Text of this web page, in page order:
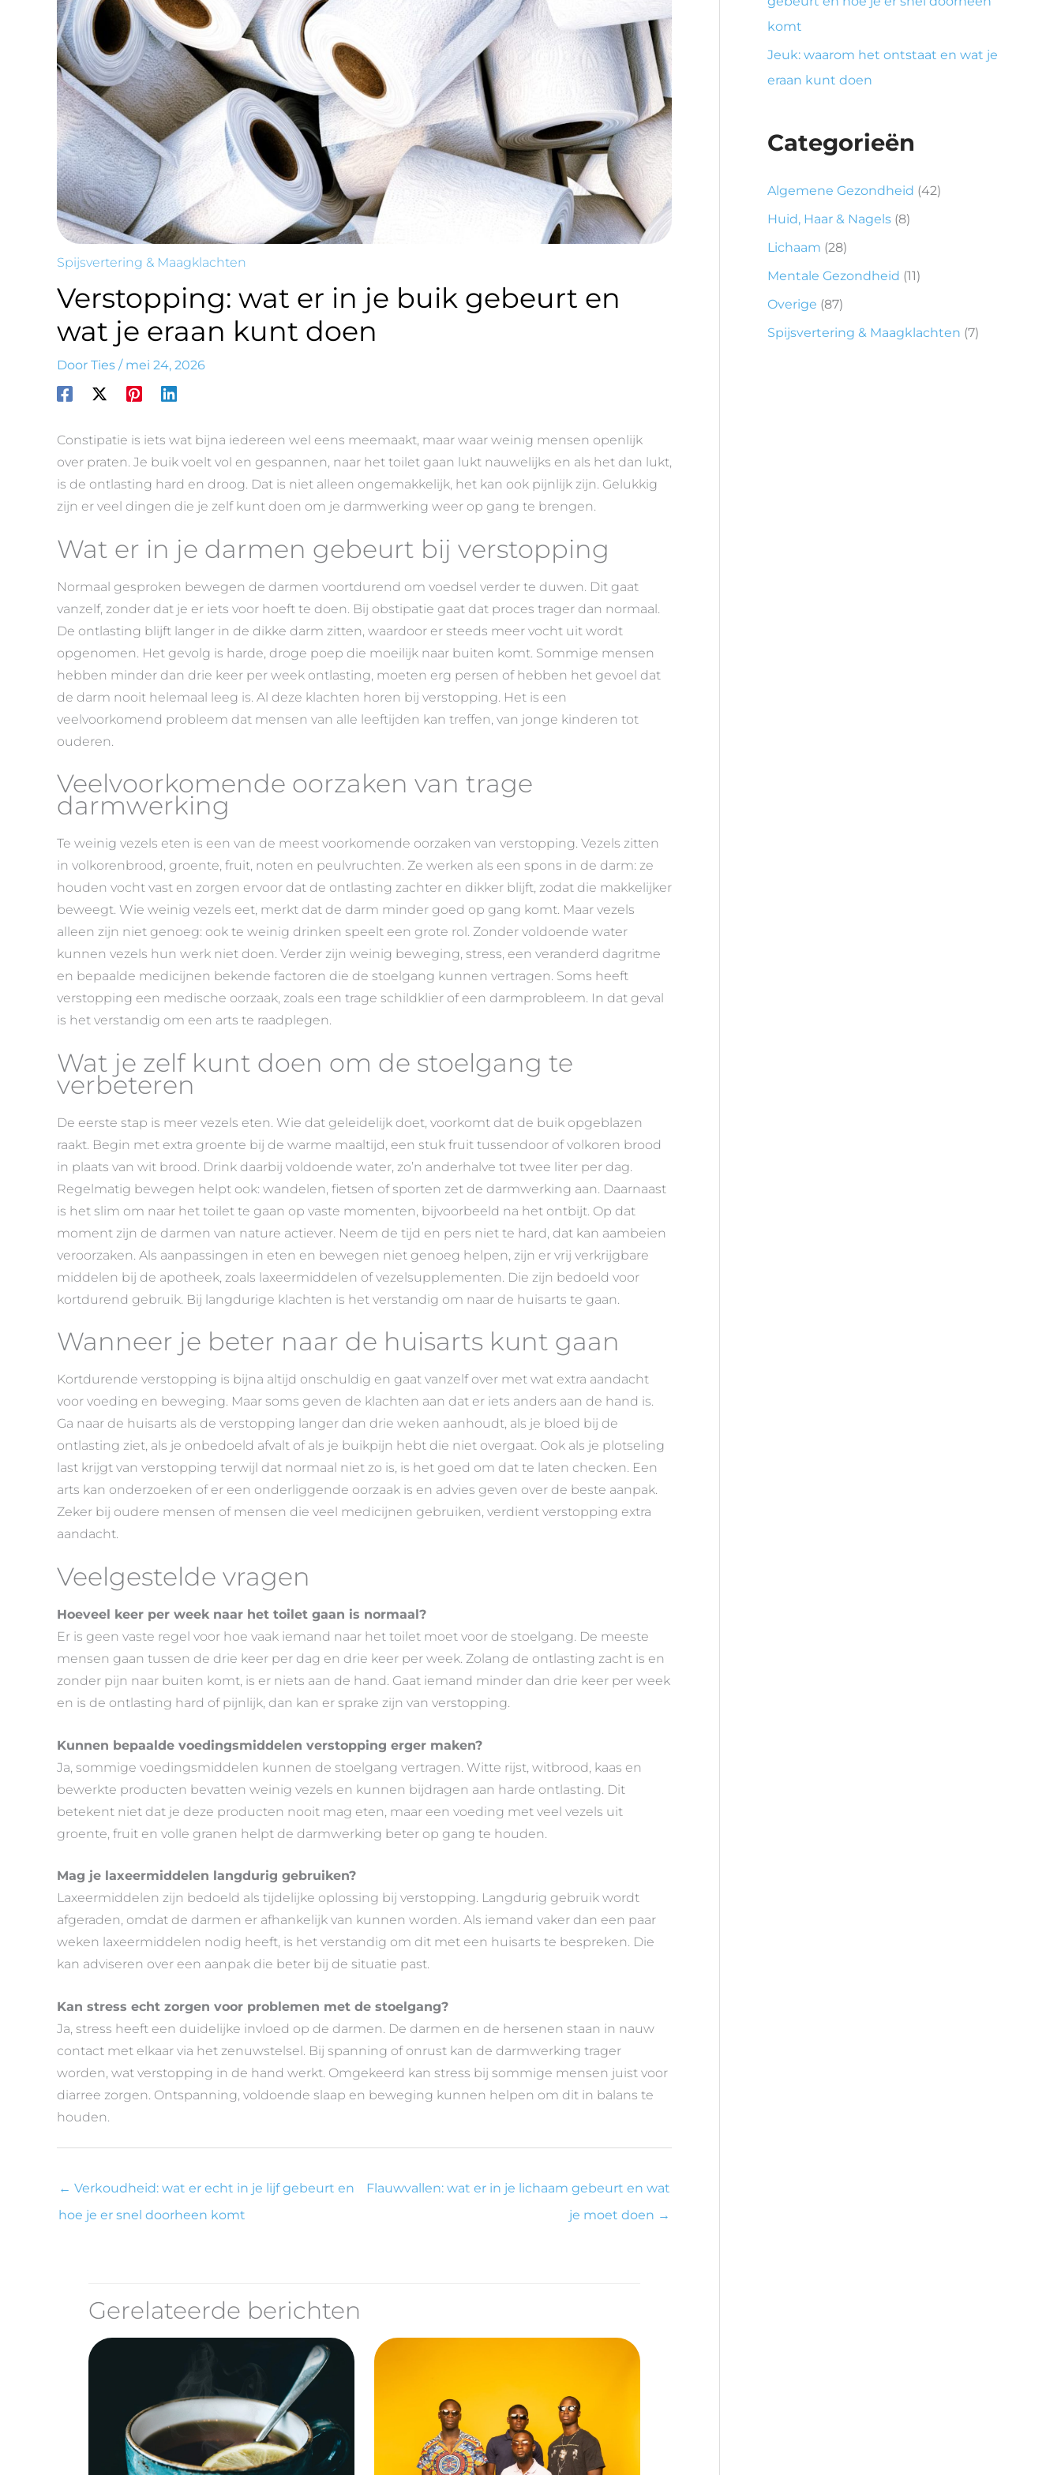
Spijsvertering & Maagklachten
Verstopping: wat er in je buik gebeurt en
wat je eraan kunt doen
Door Ties / mei 24, 2026
Constipatie is iets wat bijna iedereen wel eens meemaakt, maar waar weinig mensen openlijk
over praten. Je buik voelt vol en gespannen, naar het toilet gaan lukt nauwelijks en als het dan lukt,
is de ontlasting hard en droog. Dat is niet alleen ongemakkelijk, het kan ook pijnlijk zijn. Gelukkig
zijn er veel dingen die je zelf kunt doen om je darmwerking weer op gang te brengen.
Wat er in je darmen gebeurt bij verstopping
Normaal gesproken bewegen de darmen voortdurend om voedsel verder te duwen. Dit gaat
vanzelf, zonder dat je er iets voor hoeft te doen. Bij obstipatie gaat dat proces trager dan normaal.
De ontlasting blijft langer in de dikke darm zitten, waardoor er steeds meer vocht uit wordt
opgenomen. Het gevolg is harde, droge poep die moeilijk naar buiten komt. Sommige mensen
hebben minder dan drie keer per week ontlasting, moeten erg persen of hebben het gevoel dat
de darm nooit helemaal leeg is. Al deze klachten horen bij verstopping. Het is een
veelvoorkomend probleem dat mensen van alle leeftijden kan treffen, van jonge kinderen tot
ouderen.
Veelvoorkomende oorzaken van trage
darmwerking
Te weinig vezels eten is een van de meest voorkomende oorzaken van verstopping. Vezels zitten
in volkorenbrood, groente, fruit, noten en peulvruchten. Ze werken als een spons in de darm: ze
houden vocht vast en zorgen ervoor dat de ontlasting zachter en dikker blijft, zodat die makkelijker
beweegt. Wie weinig vezels eet, merkt dat de darm minder goed op gang komt. Maar vezels
alleen zijn niet genoeg: ook te weinig drinken speelt een grote rol. Zonder voldoende water
kunnen vezels hun werk niet doen. Verder zijn weinig beweging, stress, een veranderd dagritme
en bepaalde medicijnen bekende factoren die de stoelgang kunnen vertragen. Soms heeft
verstopping een medische oorzaak, zoals een trage schildklier of een darmprobleem. In dat geval
is het verstandig om een arts te raadplegen.
Wat je zelf kunt doen om de stoelgang te
verbeteren
De eerste stap is meer vezels eten. Wie dat geleidelijk doet, voorkomt dat de buik opgeblazen
raakt. Begin met extra groente bij de warme maaltijd, een stuk fruit tussendoor of volkoren brood
in plaats van wit brood. Drink daarbij voldoende water, zo’n anderhalve tot twee liter per dag.
Regelmatig bewegen helpt ook: wandelen, fietsen of sporten zet de darmwerking aan. Daarnaast
is het slim om naar het toilet te gaan op vaste momenten, bijvoorbeeld na het ontbijt. Op dat
moment zijn de darmen van nature actiever. Neem de tijd en pers niet te hard, dat kan aambeien
veroorzaken. Als aanpassingen in eten en bewegen niet genoeg helpen, zijn er vrij verkrijgbare
middelen bij de apotheek, zoals laxeermiddelen of vezelsupplementen. Die zijn bedoeld voor
kortdurend gebruik. Bij langdurige klachten is het verstandig om naar de huisarts te gaan.
Wanneer je beter naar de huisarts kunt gaan
Kortdurende verstopping is bijna altijd onschuldig en gaat vanzelf over met wat extra aandacht
voor voeding en beweging. Maar soms geven de klachten aan dat er iets anders aan de hand is.
Ga naar de huisarts als de verstopping langer dan drie weken aanhoudt, als je bloed bij de
ontlasting ziet, als je onbedoeld afvalt of als je buikpijn hebt die niet overgaat. Ook als je plotseling
last krijgt van verstopping terwijl dat normaal niet zo is, is het goed om dat te laten checken. Een
arts kan onderzoeken of er een onderliggende oorzaak is en advies geven over de beste aanpak.
Zeker bij oudere mensen of mensen die veel medicijnen gebruiken, verdient verstopping extra
aandacht.
Veelgestelde vragen
Hoeveel keer per week naar het toilet gaan is normaal?
Er is geen vaste regel voor hoe vaak iemand naar het toilet moet voor de stoelgang. De meeste
mensen gaan tussen de drie keer per dag en drie keer per week. Zolang de ontlasting zacht is en
zonder pijn naar buiten komt, is er niets aan de hand. Gaat iemand minder dan drie keer per week
en is de ontlasting hard of pijnlijk, dan kan er sprake zijn van verstopping.
Kunnen bepaalde voedingsmiddelen verstopping erger maken?
Ja, sommige voedingsmiddelen kunnen de stoelgang vertragen. Witte rijst, witbrood, kaas en
bewerkte producten bevatten weinig vezels en kunnen bijdragen aan harde ontlasting. Dit
betekent niet dat je deze producten nooit mag eten, maar een voeding met veel vezels uit
groente, fruit en volle granen helpt de darmwerking beter op gang te houden.
Mag je laxeermiddelen langdurig gebruiken?
Laxeermiddelen zijn bedoeld als tijdelijke oplossing bij verstopping. Langdurig gebruik wordt
afgeraden, omdat de darmen er afhankelijk van kunnen worden. Als iemand vaker dan een paar
weken laxeermiddelen nodig heeft, is het verstandig om dit met een huisarts te bespreken. Die
kan adviseren over een aanpak die beter bij de situatie past.
Kan stress echt zorgen voor problemen met de stoelgang?
Ja, stress heeft een duidelijke invloed op de darmen. De darmen en de hersenen staan in nauw
contact met elkaar via het zenuwstelsel. Bij spanning of onrust kan de darmwerking trager
worden, wat verstopping in de hand werkt. Omgekeerd kan stress bij sommige mensen juist voor
diarree zorgen. Ontspanning, voldoende slaap en beweging kunnen helpen om dit in balans te
houden.
← Verkoudheid: wat er echt in je lijf gebeurt en
hoe je er snel doorheen komt
Flauwvallen: wat er in je lichaam gebeurt en wat
je moet doen →
Gerelateerde berichten
komt
Jeuk: waarom het ontstaat en wat je
eraan kunt doen
Categorieën
Algemene Gezondheid (42)
Huid, Haar & Nagels (8)
Lichaam (28)
Mentale Gezondheid (11)
Overige (87)
Spijsvertering & Maagklachten (7)